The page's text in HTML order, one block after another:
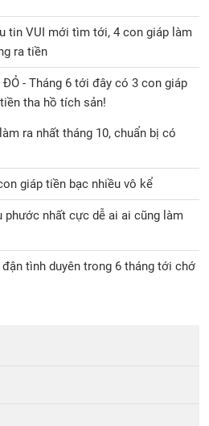
tin VUI mới tìm tới, 4 con giáp làm
ra tiền
- Tháng 6 tới đây có 3 con giáp
tha hồ tích sản!
ra nhất tháng 10, chuẩn bị có
giáp tiền bạc nhiều vô kể
phước nhất cực dễ ai ai cũng làm
tình duyên trong 6 tháng tới chớ